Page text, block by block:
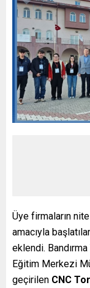
Üye firmaların
amacıyla
eklendi.
Eğitim Merkezi
geçirilen CNC